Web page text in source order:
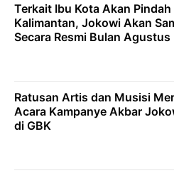
Terkait Ibu Kota Akan Pindah
Kalimantan, Jokowi Akan
Secara Resmi Bulan Agustus
Ratusan Artis dan Musisi
Acara Kampanye Akbar
di GBK